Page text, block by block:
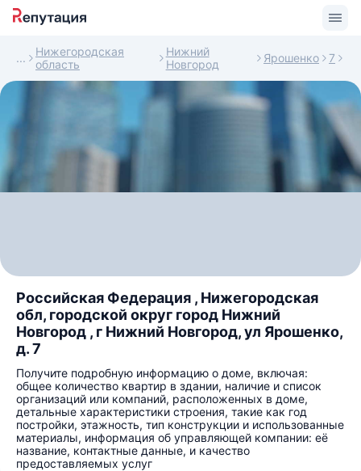
Нижегородская
область
Нижний
Новгород
Ярошенко 7
Российская Федерация , Нижегородская
обл, городской округ город Нижний
Новгород , г Нижний Новгород, ул Ярошенко,
д. 7
Получите подробную информацию о доме, включая:
общее количество квартир в здании, наличие и список
организаций или компаний, расположенных в доме,
детальные характеристики строения, такие как год
постройки, этажность, тип конструкции и использованные
материалы, информация об управляющей компании: её
название, контактные данные, и качество
предоставляемых услуг